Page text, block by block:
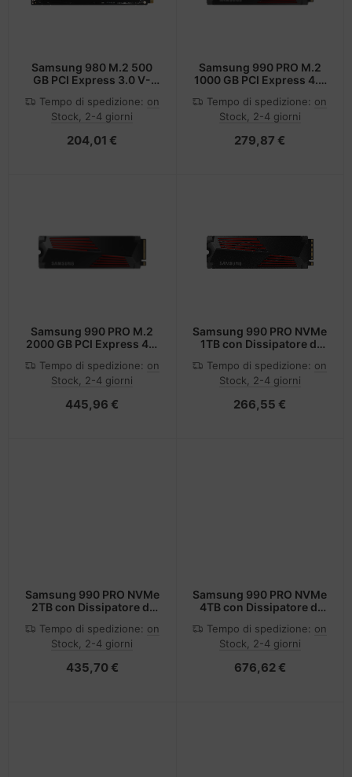
Samsung 980 M.2 500
GB PCI Express 3.0 V-
Tempo di spedizione: on
Stock, 2-4 giorni
204,01 €
Samsung 990 PRO M.2
1000 GB PCI Express 4.0
Tempo di spedizione: on
Stock, 2-4 giorni
279,87 €
Samsung 990 PRO M.2
2000 GB PCI Express 4.0
Tempo di spedizione: on
Stock, 2-4 giorni
445,96 €
Samsung 990 PRO NVMe
1TB con Dissipatore di
Tempo di spedizione: on
Stock, 2-4 giorni
266,55 €
Samsung 990 PRO NVMe
2TB con Dissipatore di
Tempo di spedizione: on
Stock, 2-4 giorni
435,70 €
Samsung 990 PRO NVMe
4TB con Dissipatore di
Tempo di spedizione: on
Stock, 2-4 giorni
676,62 €